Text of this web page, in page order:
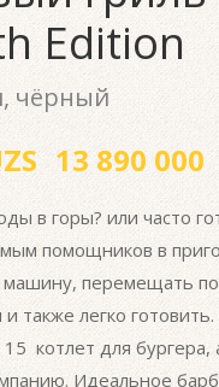
Edition
чёрный
13 890 000
в горы? или часто
помощников в
машину, перемещать
и также легко
котлет для
Идеальное